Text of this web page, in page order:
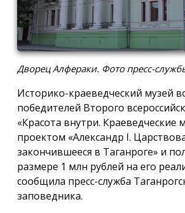
Дворец Алфераки. Фото пресс-
Историко-краеведческий музей
победителей Второго
«Красота внутри. Краеведческие
проектом «Александр I.
закончившееся в Таганроге» и
размере 1 млн рублей на его
сообщила пресс-служба
заповедника.